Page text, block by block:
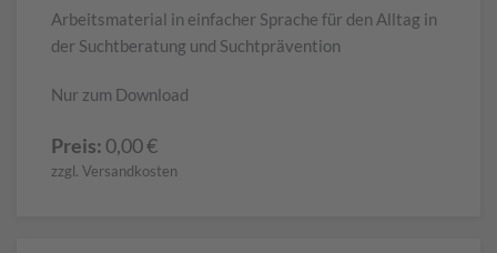
Arbeitsmaterial in einfacher Sprache für den Alltag in
der Suchtberatung und Suchtprävention
Nur zum Download
Preis: 0,00€
zzgl. Versandkosten